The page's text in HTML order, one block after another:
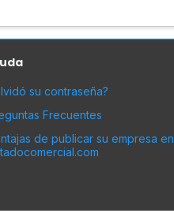
su contraseña?
Frecuentes
de publicar su empresa en